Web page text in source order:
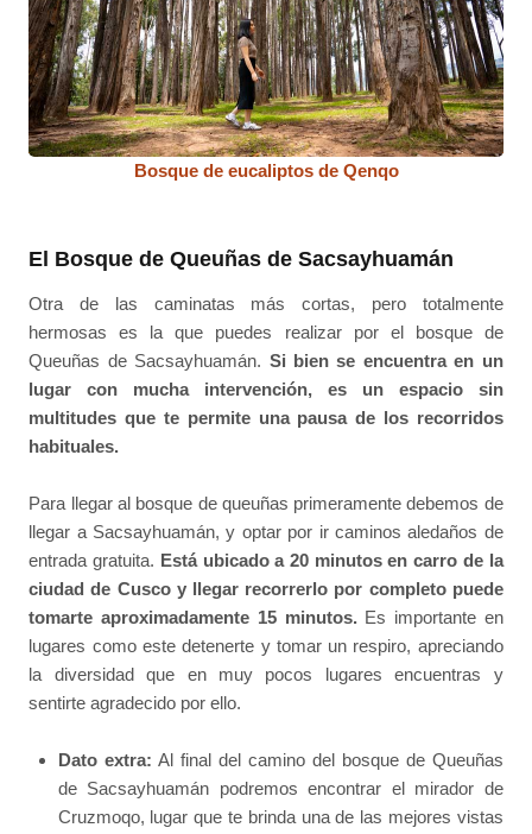
Bosque de eucaliptos de Qenqo
El Bosque de Queuñas de Sacsayhuamán
Otra de las caminatas más cortas, pero totalmente
hermosas es la que puedes realizar por el bosque de
Queuñas de Sacsayhuamán. Si bien se encuentra en un
lugar con mucha intervención, es un espacio sin
multitudes que te permite una pausa de los recorridos
habituales.
Para llegar al bosque de queuñas primeramente debemos de
llegar a Sacsayhuamán, y optar por ir caminos aledaños de
entrada gratuita. Está ubicado a 20 minutos en carro de la
ciudad de Cusco y llegar recorrerlo por completo puede
tomarte aproximadamente 15 minutos.Es importante en
lugares como este detenerte y tomar un respiro, apreciando
la diversidad que en muy pocos lugares encuentras y
sentirte agradecido por ello.
Dato extra: Al final del camino del bosque de Queuñas
de Sacsayhuamán podremos encontrar el mirador de
Cruzmoqo, lugar que te brinda una de las mejores vistas